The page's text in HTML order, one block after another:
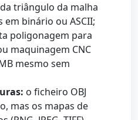
triângulo da malha
em binário ou ASCII;
poligonagem para
maquinagem CNC
mesmo sem
o ficheiro OBJ
mas os mapas de